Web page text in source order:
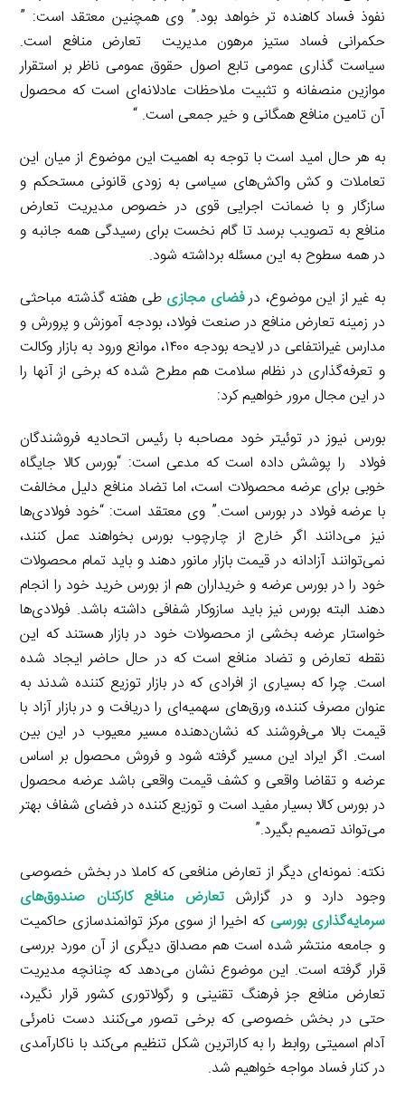
نفوذ فساد کاهنده تر خواهد بود.” وی همچنین معتقد است: ”
حکمرانی فساد ستیز مرهون مدیریت تعارض منافع است.
سیاست گذاری عمومی تابع اصول حقوق عمومی ناظر بر استقرار
موازین منصفانه و تثبیت ملاحظات عادلانه‌ای است که محصول
آن تامین منافع همگانی و خیر جمعی است. “
به هر حال امید است با توجه به اهمیت این موضوع از میان این
تعاملات و کش واکش‌های سیاسی به زودی قانونی مستحکم و
سازگار و با ضمانت اجرایی قوی در خصوص مدیریت تعارض
منافع به تصویب برسد تا گام نخست برای رسیدگی همه جانبه و
در همه سطوح به این مسئله برداشته شود.
به غیر از این موضوع، درفضای مجازی طی هفته گذشته مباحثی
در زمینه تعارض منافع در صنعت فولاد، بودجه آموزش و پرورش و
مدارس غیرانتفاعی در لایحه بودجه ۱۴۰۰، موانع ورود به بازار وکالت
و تعرفه‌گذاری در نظام سلامت هم مطرح شده که برخی از آنها را
در این مجال مرور خواهیم کرد:
بورس نیوز در توئیتر خود مصاحبه با رئیس اتحادیه فروشندگان
فولاد را پوشش داده است که مدعی است: “بورس کالا جایگاه
خوبی برای عرضه محصولات است، اما تضاد منافع دلیل مخالفت
با عرضه فولاد در بورس است.” وی معتقد است: “خود فولادی‌ها
نیز می‌دانند اگر خارج از چارچوب بورس بخواهند عمل کنند،
نمی‌توانند آزادانه در قیمت بازار مانور دهند و باید تمام محصولات
خود را در بورس عرضه و خریداران هم از بورس خرید خود را انجام
دهند البته بورس نیز باید سازوکار شفافی داشته باشد. فولادی‌ها
خواستار عرضه بخشی از محصولات خود در بازار هستند که این
نقطه تعارض و تضاد منافع است که در حال حاضر ایجاد شده
است. چرا که بسیاری از افرادی که در بازار توزیع کننده شدند به
عنوان مصرف کننده، ورق‌های سهمیه‌ای را دریافت و در بازار آزاد با
قیمت بالا می‌فروشند که نشان‌دهنده مسیر معیوب در این بین
است. اگر ایراد این مسیر گرفته شود و فروش محصول بر اساس
عرضه و تقاضا واقعی و کشف قیمت واقعی باشد عرضه محصول
در بورس کالا بسیار مفید است و توزیع کننده در فضای شفاف بهتر
می‌تواند تصمیم بگیرد.”
نکته: نمونه‌ای دیگر از تعارض منافعی که کاملا در بخش خصوصی
وجود دارد و در گزارشتعارض منافع کارکنان صندوق‌های
سرمایه‌گذاری بورسیکه اخیرا از سوی مرکز توانمندسازی حاکمیت
و جامعه منتشر شده است هم مصداق دیگری از آن مورد بررسی
قرار گرفته است. این موضوع نشان می‌دهد که چنانچه مدیریت
تعارض منافع جز فرهنگ تقنینی و رگولاتوری کشور قرار نگیرد،
حتی در بخش خصوصی که برخی تصور می‌کنند دست نامرئی
آدام اسمیتی روابط را به کاراترین شکل تنظیم می‌کند با ناکارآمدی
در کنار فساد مواجه خواهیم شد.